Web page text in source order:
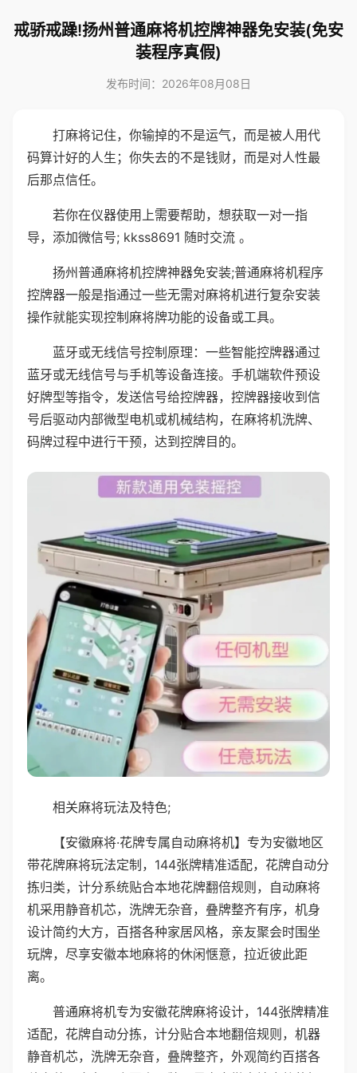
戒骄戒躁!扬州普通麻将机控牌神器免安装(免安
装程序真假)
发布时间：2026年08月08日
打麻将记住，你输掉的不是运气，而是被人用代
码算计好的人生；你失去的不是钱财，而是对人性最
后那点信任。
若你在仪器使用上需要帮助，想获取一对一指
导，添加微信号; kkss8691 随时交流 。
扬州普通麻将机控牌神器免安装;普通麻将机程序
控牌器一般是指通过一些无需对麻将机进行复杂安装
操作就能实现控制麻将牌功能的设备或工具。
蓝牙或无线信号控制原理：一些智能控牌器通过
蓝牙或无线信号与手机等设备连接。手机端软件预设
好牌型等指令，发送信号给控牌器，控牌器接收到信
号后驱动内部微型电机或机械结构，在麻将机洗牌、
码牌过程中进行干预，达到控牌目的。
相关麻将玩法及特色;
【安徽麻将·花牌专属自动麻将机】专为安徽地区
带花牌麻将玩法定制，144张牌精准适配，花牌自动分
拣归类，计分系统贴合本地花牌翻倍规则，自动麻将
机采用静音机芯，洗牌无杂音，叠牌整齐有序，机身
设计简约大方，百搭各种家居风格，亲友聚会时围坐
玩牌，尽享安徽本地麻将的休闲惬意，拉近彼此距
离。
普通麻将机专为安徽花牌麻将设计，144张牌精准
适配，花牌自动分拣，计分贴合本地翻倍规则，机器
静音机芯，洗牌无杂音，叠牌整齐，外观简约百搭各